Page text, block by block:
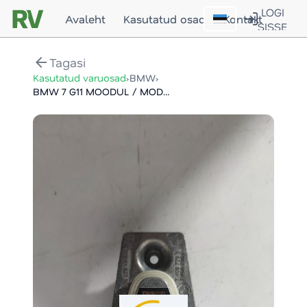
Avaleht Kasutatud osad KontaktLOGI
SISSE
arrow_backTagasi
Kasutatud varuosad›BMW›
BMW 7 G11 MOODUL / MODULE